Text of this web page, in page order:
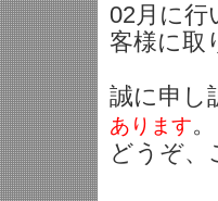
02月に行
客様に取
誠に申し
あります。
どうぞ、